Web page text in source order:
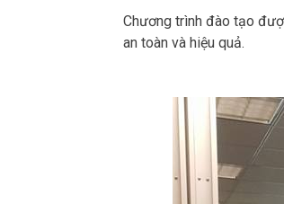
Chương trình đào tạo
an toàn và hiệu quả.